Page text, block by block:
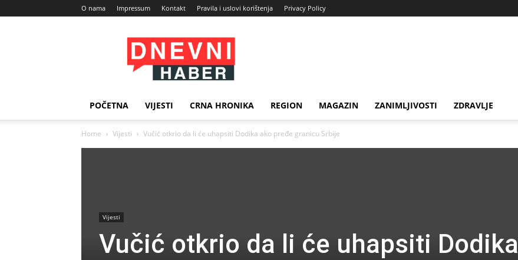
O nama Impressum Kontakt Pravila i uslovi korištenja Privacy Policy
Dnevni
Haber
POČETNA VIJESTI CRNA HRONIKA REGION MAGAZIN ZANIMLJIVOSTI ZDRAVLJE
Home Vijesti Vučić otkrio da li će uhapsiti Dodika ako pređe granicu Srbije
Vijesti
Vučić otkrio da li će uhapsiti Dodika